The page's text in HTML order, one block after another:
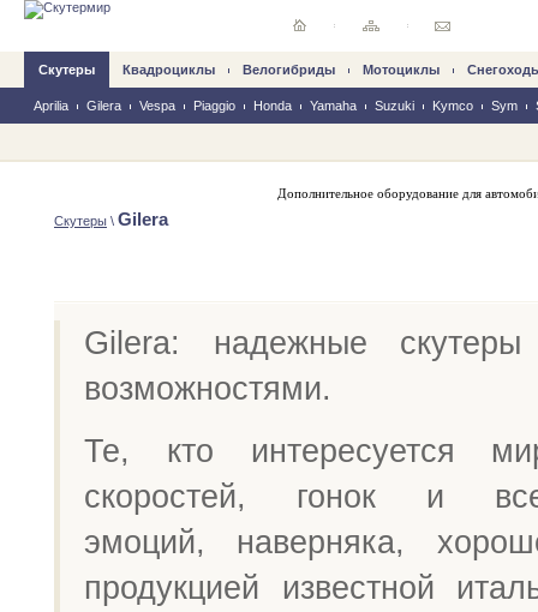
Скутеры
Aprilia Gilera Vespa Piaggio Honda Yamaha Suzuki Kymco Sym
Квадроциклы Велогибриды Mотоциклы
Дополнительное оборудование для
Скутеры \ Gilera
Gilera: надежные
возможностями.
Те, кто интересуется
скоростей, гонок и
эмоций, наверняка,
продукцией известной